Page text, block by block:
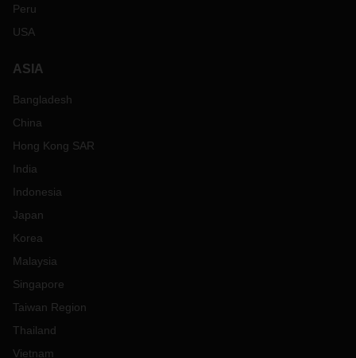
Peru
USA
ASIA
Bangladesh
China
Hong Kong SAR
India
Indonesia
Japan
Korea
Malaysia
Singapore
Taiwan Region
Thailand
Vietnam